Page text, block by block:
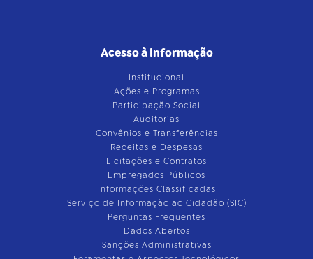
Acesso à Informação
Institucional
Ações e Programas
Participação Social
Auditorias
Convênios e Transferências
Receitas e Despesas
Licitações e Contratos
Empregados Públicos
Informações Classificadas
Serviço de Informação ao Cidadão (SIC)
Perguntas Frequentes
Dados Abertos
Sanções Administrativas